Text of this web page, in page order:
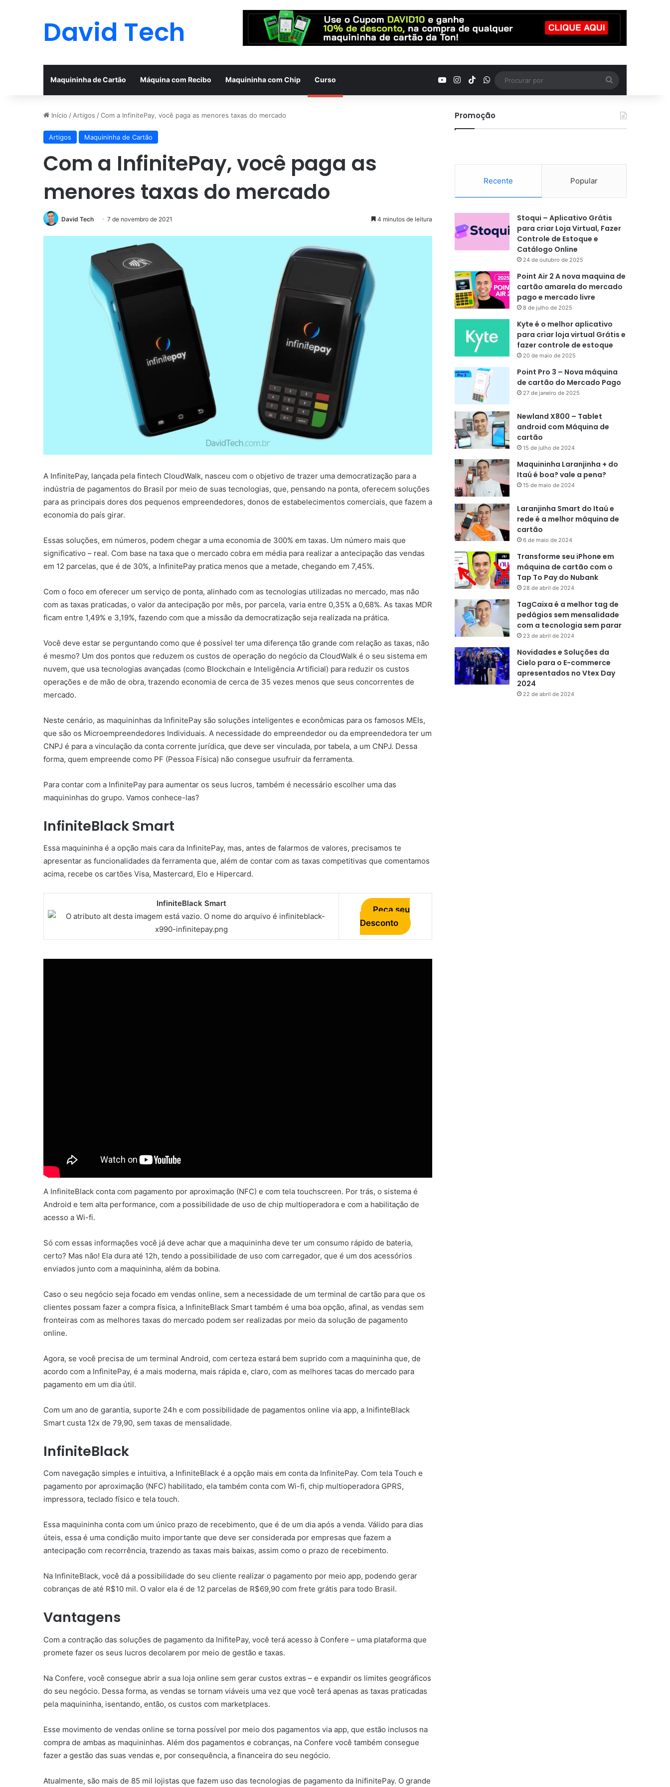
David Tech
Maquininha de Cartão Máquina com Recibo Maquininha com Chip Curso YouTubeInstagram
TikTokWhatsApp
por
Início / Artigos /Com a InfinitePay, você paga as menores taxas do mercado
Artigos Maquininha de Cartão
Com a InfinitePay, você paga as
menores taxas do mercado
David Tech 7 de novembro de 2021 4 minutos de leitura
A InfinitePay, lançada pela fintech CloudWalk, nasceu com o objetivo de trazer uma democratização para a
indústria de pagamentos do Brasil por meio de suas tecnologias, que, pensando na ponta, oferecem soluções
para as principais dores dos pequenos empreendedores, donos de estabelecimentos comerciais, que fazem a
economia do país girar.
Essas soluções, em números, podem chegar a uma economia de 300% em taxas. Um número mais que
significativo – real. Com base na taxa que o mercado cobra em média para realizar a antecipação das vendas
em 12 parcelas, que é de 30%, a InfinitePay pratica menos que a metade, chegando em 7,45%.
Com o foco em oferecer um serviço de ponta, alinhado com as tecnologias utilizadas no mercado, mas não
com as taxas praticadas, o valor da antecipação por mês, por parcela, varia entre 0,35% a 0,68%. As taxas MDR
ficam entre 1,49% e 3,19%, fazendo com que a missão da democratização seja realizada na prática.
Você deve estar se perguntando como que é possível ter uma diferença tão grande com relação as taxas, não
é mesmo? Um dos pontos que reduzem os custos de operação do negócio da CloudWalk é o seu sistema em
nuvem, que usa tecnologias avançadas (como Blockchain e Inteligência Artificial) para reduzir os custos
operações e de mão de obra, trazendo economia de cerca de 35 vezes menos que seus concorrentes de
mercado.
Neste cenário, as maquininhas da InfinitePay são soluções inteligentes e econômicas para os famosos MEIs,
que são os Microempreendedores Individuais. A necessidade do empreendedor ou da empreendedora ter um
CNPJ é para a vinculação da conta corrente jurídica, que deve ser vinculada, por tabela, a um CNPJ. Dessa
forma, quem empreende como PF (Pessoa Física) não consegue usufruir da ferramenta.
Para contar com a InfinitePay para aumentar os seus lucros, também é necessário escolher uma das
maquininhas do grupo. Vamos conhece-las?
InfiniteBlack Smart
Essa maquininha é a opção mais cara da InfinitePay, mas, antes de falarmos de valores, precisamos te
apresentar as funcionalidades da ferramenta que, além de contar com as taxas competitivas que comentamos
acima, recebe os cartões Visa, Mastercard, Elo e Hipercard.
InfiniteBlack Smart
Peça seu
Desconto
A InfiniteBlack conta com pagamento por aproximação (NFC) e com tela touchscreen. Por trás, o sistema é
Android e tem alta performance, com a possibilidade de uso de chip multioperadora e com a habilitação de
acesso a Wi-fi.
Só com essas informações você já deve achar que a maquininha deve ter um consumo rápido de bateria,
certo? Mas não! Ela dura até 12h, tendo a possibilidade de uso com carregador, que é um dos acessórios
enviados junto com a maquininha, além da bobina.
Caso o seu negócio seja focado em vendas online, sem a necessidade de um terminal de cartão para que os
clientes possam fazer a compra física, a InfiniteBlack Smart também é uma boa opção, afinal, as vendas sem
fronteiras com as melhores taxas do mercado podem ser realizadas por meio da solução de pagamento
online.
Agora, se você precisa de um terminal Android, com certeza estará bem suprido com a maquininha que, de
acordo com a InfinitePay, é a mais moderna, mais rápida e, claro, com as melhores tacas do mercado para
pagamento em um dia útil.
Com um ano de garantia, suporte 24h e com possibilidade de pagamentos online via app, a InifinteBlack
Smart custa 12x de 79,90, sem taxas de mensalidade.
InfiniteBlack
Com navegação simples e intuitiva, a InfiniteBlack é a opção mais em conta da InfinitePay. Com tela Touch e
pagamento por aproximação (NFC) habilitado, ela também conta com Wi-fi, chip multioperadora GPRS,
impressora, teclado físico e tela touch.
Essa maquininha conta com um único prazo de recebimento, que é de um dia após a venda. Válido para dias
úteis, essa é uma condição muito importante que deve ser considerada por empresas que fazem a
antecipação com recorrência, trazendo as taxas mais baixas, assim como o prazo de recebimento.
Na InfiniteBlack, você dá a possibilidade do seu cliente realizar o pagamento por meio app, podendo gerar
cobranças de até R$10 mil. O valor ela é de 12 parcelas de R$69,90 com frete grátis para todo Brasil.
Vantagens
Com a contração das soluções de pagamento da InifitePay, você terá acesso à Confere – uma plataforma que
promete fazer os seus lucros decolarem por meio de gestão e taxas.
Na Confere, você consegue abrir a sua loja online sem gerar custos extras – e expandir os limites geográficos
do seu negócio. Dessa forma, as vendas se tornam viáveis uma vez que você terá apenas as taxas praticadas
pela maquininha, isentando, então, os custos com marketplaces.
Esse movimento de vendas online se torna possível por meio dos pagamentos via app, que estão inclusos na
compra de ambas as maquininhas. Além dos pagamentos e cobranças, na Confere você também consegue
fazer a gestão das suas vendas e, por consequência, a financeira do seu negócio.
Atualmente, são mais de 85 mil lojistas que fazem uso das tecnologias de pagamento da InifinitePay. O grande
Promoção
Recente Popular
Stoqui – Aplicativo Grátis
para criar Loja Virtual, Fazer
Controle de Estoque e
Catálogo Online
24 de outubro de 2025
Point Air 2 A nova maquina de
cartão amarela do mercado
pago e mercado livre
8 de julho de 2025
Kyte é o melhor aplicativo
para criar loja virtual Grátis e
fazer controle de estoque
20 de maio de 2025
Point Pro 3 – Nova máquina
de cartão do Mercado Pago
27 de janeiro de 2025
Newland X800 – Tablet
android com Máquina de
cartão
15 de julho de 2024
Maquininha Laranjinha + do
Itaú é boa? vale a pena?
15 de maio de 2024
Laranjinha Smart do Itaú e
rede é a melhor máquina de
cartão
6 de maio de 2024
Transforme seu iPhone em
máquina de cartão com o
Tap To Pay do Nubank
28 de abril de 2024
TagCaixa é a melhor tag de
pedágios sem mensalidade
com a tecnologia sem parar
23 de abril de 2024
Novidades e Soluções da
Cielo para o E-commerce
apresentados no Vtex Day
2024
22 de abril de 2024